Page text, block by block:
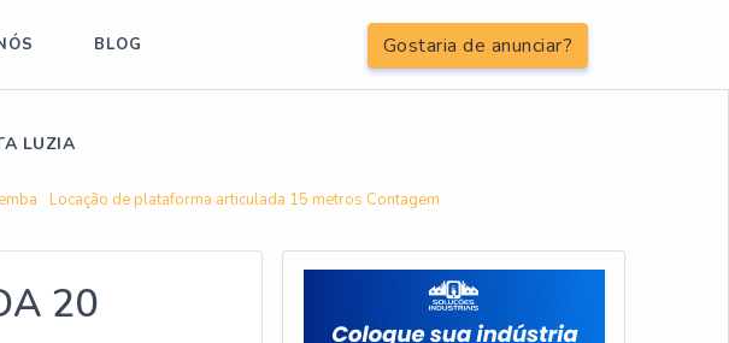
Gostaria de anunciar?
BLOG
LUZIA
Locação de plataforma articulada 15 metros Contagem
20